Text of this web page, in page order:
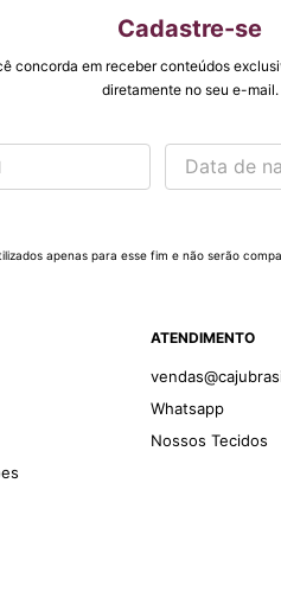
Cadastre-se
concorda em receber conteúdos
diretamente no seu e-mail.
apenas para esse fim e não serão
ATENDIMENTO
Whatsapp
Nossos Tecidos